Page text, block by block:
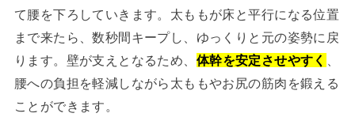
て腰を下ろしていきます。太ももが床と平行になる位置
まで来たら、数秒間キープし、ゆっくりと元の姿勢に戻
ります。壁が支えとなるため、 体幹を安定させやすく
腰への負担を軽減しながら太ももやお尻の筋肉を鍛える
ことができます。